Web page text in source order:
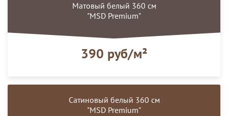
Матовый белый 360 см
"MSD Premium"
390 руб/м²
Сатиновый белый 360 см
"MSD Premium"